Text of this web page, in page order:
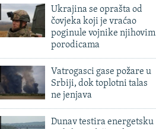
Ukrajina se oprašta od
čovjeka koji je vraćao
poginule vojnike njihovim
porodicama
Vatrogasci gase požare u
Srbiji, dok toplotni talas
ne jenjava
Dunav testira energetsku